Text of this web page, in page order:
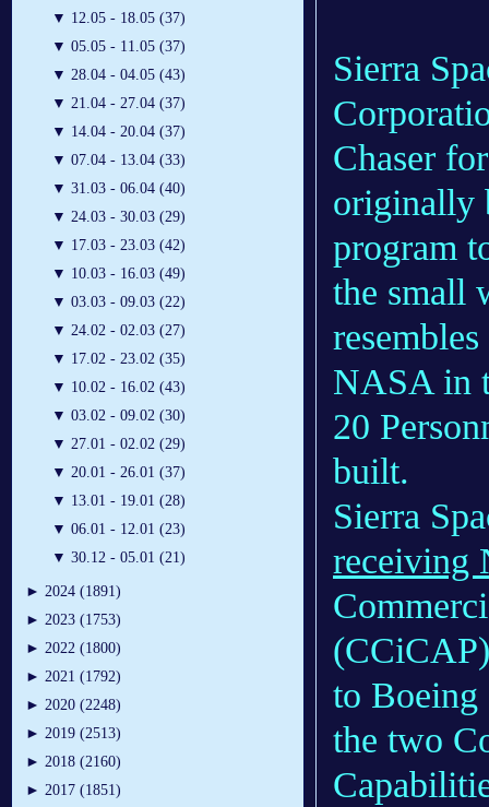
▼ 12.05 - 18.05 (37)
▼ 05.05 - 11.05 (37)
▼ 28.04 - 04.05 (43)
▼ 21.04 - 27.04 (37)
▼ 14.04 - 20.04 (37)
▼ 07.04 - 13.04 (33)
▼ 31.03 - 06.04 (40)
▼ 24.03 - 30.03 (29)
▼ 17.03 - 23.03 (42)
▼ 10.03 - 16.03 (49)
▼ 03.03 - 09.03 (22)
▼ 24.02 - 02.03 (27)
▼ 17.02 - 23.02 (35)
▼ 10.02 - 16.02 (43)
▼ 03.02 - 09.02 (30)
▼ 27.01 - 02.02 (29)
▼ 20.01 - 26.01 (37)
▼ 13.01 - 19.01 (28)
▼ 06.01 - 12.01 (23)
▼ 30.12 - 05.01 (21)
► 2024 (1891)
► 2023 (1753)
► 2022 (1800)
► 2021 (1792)
► 2020 (2248)
► 2019 (2513)
► 2018 (2160)
► 2017 (1851)
Sierra
Chaser
originally
program
the small
NASA in
20
built.
Sierra
receiving
to Boeing
the two